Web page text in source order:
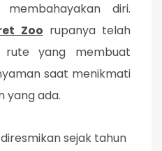
diri.
Zoo rupanya telah
rute yang membuat
saat menikmati
yang ada.
sejak tahun